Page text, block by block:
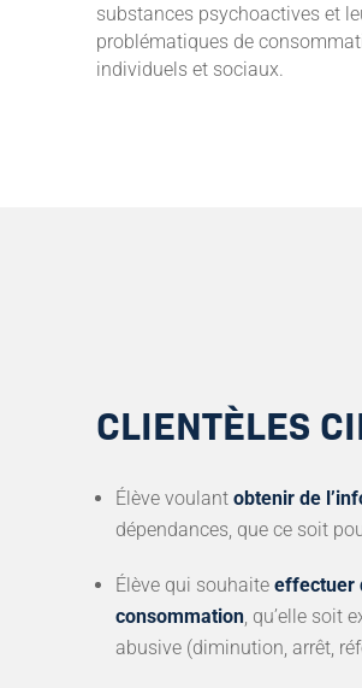
substances psychoactives et
problématiques de
individuels et sociaux.
CLIENTÈLES
Élève voulantobtenir de
dépendances, que ce soit
Élève qui souhaiteeffectuer
consommation, qu’elle soit
abusive (diminution, arrêt,